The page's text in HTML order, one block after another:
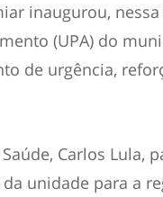
inaugurou,
(UPA) do
de urgência,
Carlos Lula,
unidade para a